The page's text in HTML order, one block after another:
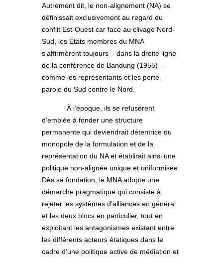
Autrement dit, le non-alignement (NA) se
définissait exclusivement au regard du
conflit Est-Ouest car face au clivage Nord-
Sud, les États membres du MNA
s’affirmèrent toujours – dans la droite ligne
de la conférence de Bandung (1955) –
comme les représentants et les porte-
parole du Sud contre le Nord.
À l’époque, ils se refusèrent
d’emblée à fonder une structure
permanente qui deviendrait détentrice du
monopole de la formulation et de la
représentation du NA et établirait ainsi une
politique non-alignée unique et uniformisée.
Dès sa fondation, le MNA adopte une
démarche pragmatique qui consiste à
rejeter les systèmes d’alliances en général
et les deux blocs en particulier, tout en
exploitant les antagonismes existant entre
les différents acteurs étatiques dans le
cadre d’une politique active de médiation et